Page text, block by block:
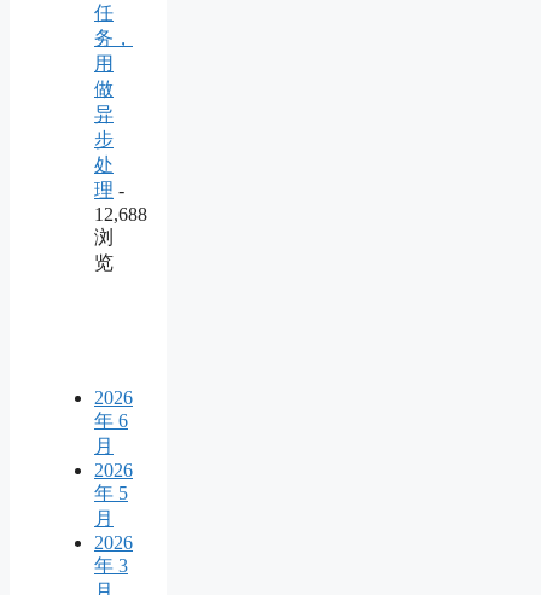
任
务，
用
做
异
步
处
理 -
12,688
浏
览
2026
年 6
月
2026
年 5
月
2026
年 3
月